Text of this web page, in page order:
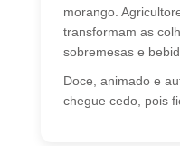
morango.
transformam as
sobremesas e
Doce, animado e
chegue cedo, pois